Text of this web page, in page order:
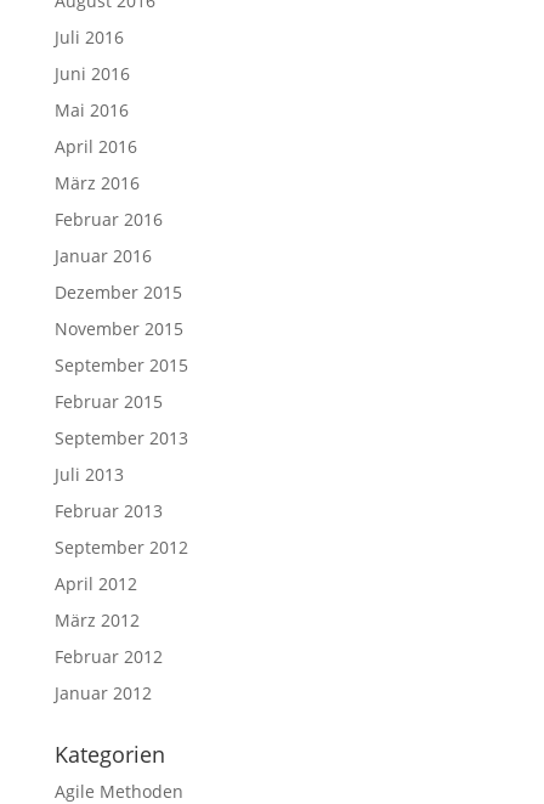
Juli 2016
Juni 2016
Mai 2016
April 2016
März 2016
Februar 2016
Januar 2016
Dezember 2015
November 2015
September 2015
Februar 2015
September 2013
Juli 2013
Februar 2013
September 2012
April 2012
März 2012
Februar 2012
Januar 2012
Kategorien
Agile Methoden